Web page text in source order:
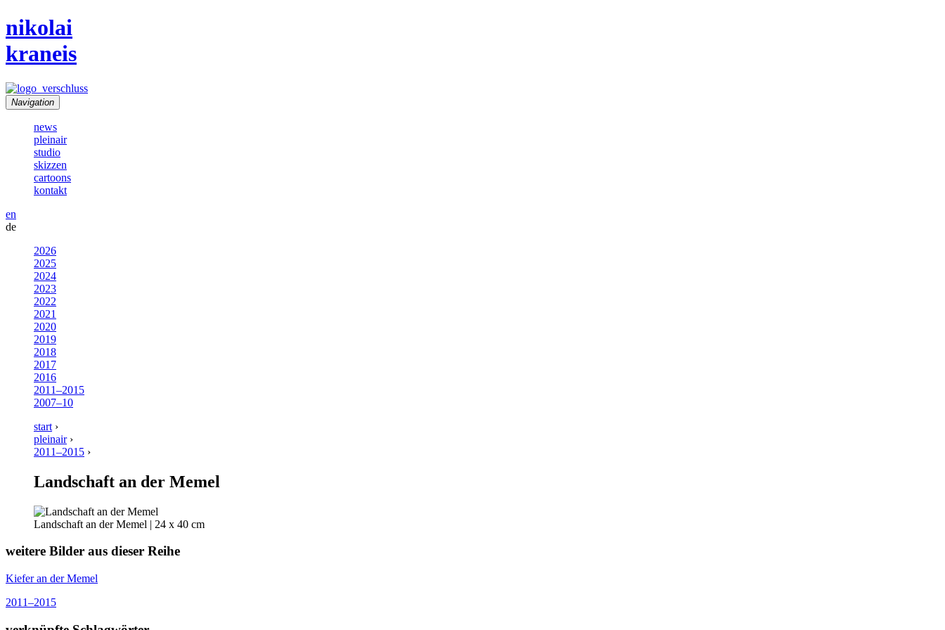
nikolai
kraneis
Navigation
news
pleinair
studio
skizzen
cartoons
kontakt
en
de
2026
2025
2024
2023
2022
2021
2020
2019
2018
2017
2016
2011–2015
2007–10
start ›
pleinair›
2011–2015 ›
Landschaft an der Memel
Landschaft an der Memel | 24 x 40 cm
weitere Bilder aus dieser Reihe
Kiefer an der Memel
2011–2015